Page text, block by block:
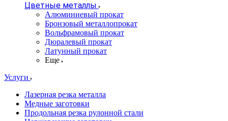
Цветные металлы
Алюминиевый прокат
Бронзовый металлопрокат
Вольфрамовый прокат
Дюралевый прокат
Латунный прокат
Еще
Услуги
Лазерная резка металла
Медные заготовки
Продольная резка рулонной стали